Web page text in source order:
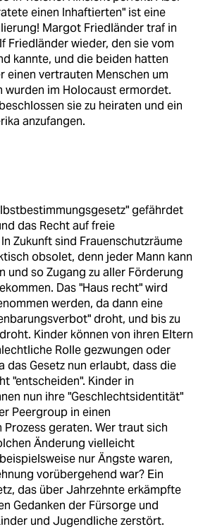
einen Inhaftierten" ist eine
Margot Friedländer traf in
Friedländer wieder, den sie vom
kannte, und die beiden hatten
einen vertrauten Menschen um
wurden im Holocaust ermordet.
sie zu heiraten und ein
anzufangen.
gefährdet
das Recht auf freie
Zukunft sind Frauenschutzräume
obsolet, denn jeder Mann kann
und so Zugang zu aller Förderung
Das "Haus recht" wird
werden, da dann eine
droht, und bis zu
Kinder können von ihren Eltern
Rolle gezwungen oder
das Gesetz nun erlaubt, dass die
"entscheiden". Kinder in
nun ihre "Geschlechtsidentität"
Peergroup in einen
geraten. Wer traut sich
Änderung vielleicht
nur Ängste waren,
vorübergehend war? Ein
das über Jahrzehnte erkämpfte
Gedanken der Fürsorge und
und Jugendliche zerstört.